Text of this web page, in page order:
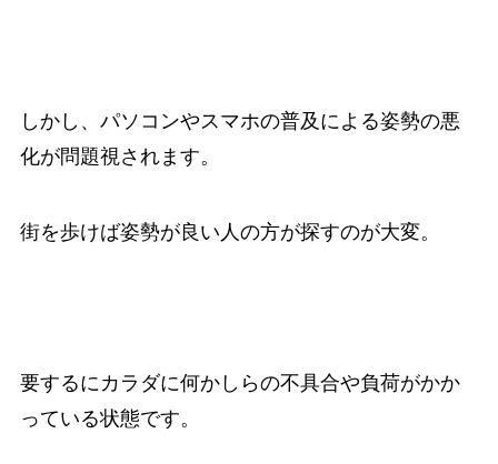
しかし、パソコンやスマホの普及による姿勢の悪
化が問題視されます。
街を歩けば姿勢が良い人の方が探すのが大変。
要するにカラダに何かしらの不具合や負荷がかか
っている状態です。